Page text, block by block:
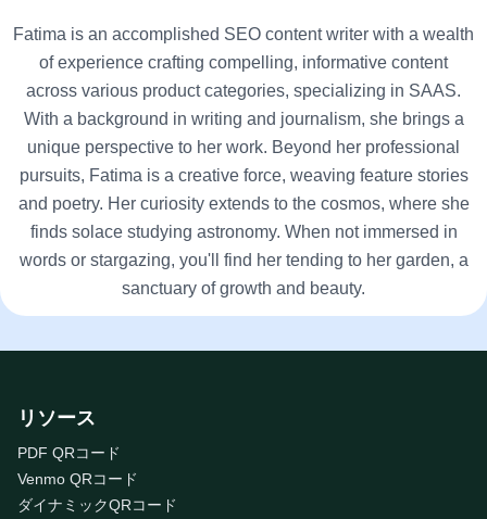
Fatima is an accomplished SEO content writer with a wealth
of experience crafting compelling, informative content
across various product categories, specializing in SAAS.
With a background in writing and journalism, she brings a
unique perspective to her work. Beyond her professional
pursuits, Fatima is a creative force, weaving feature stories
and poetry. Her curiosity extends to the cosmos, where she
finds solace studying astronomy. When not immersed in
words or stargazing, you'll find her tending to her garden, a
sanctuary of growth and beauty.
リソース
PDF QRコード
Venmo QRコード
ダイナミックQRコード